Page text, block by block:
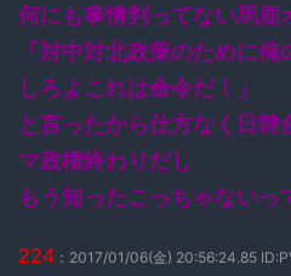
何にも事情判ってない馬鹿
「対中対北政策のために
しろよこれは命令だ！」
と言ったから仕方なく日
マ政権終わりだし
もう知ったこっちゃない
224 ：2017/01/06(金) 20:56:24.85